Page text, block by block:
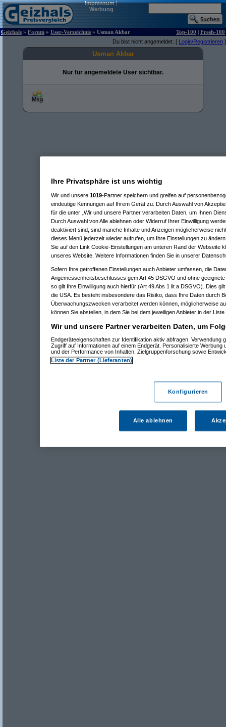
Impressum|
Werbung
Geizhals » Forum » User-Verzeichnis » Usman Akbar Top-100 | Fresh-100
Du bist nicht angemeldet. [ Login/Registrieren ]
Usman Akbar
Nur für angemeldete User sichtbar.
Ihre Privatsphäre ist uns wichtig
Wir und unsere 1019-Partner speichern und greifen auf
eindeutige Kennungen auf Ihrem Gerät zu. Durch Auswahl von
für die unter „Wir und unsere Partner verarbeiten Daten, um Ihnen
Durch Auswahl von Alle ablehnen oder Widerruf Ihrer Einwilligung
deaktiviert sind, sind manche Inhalte und Anzeigen möglicherweise
dieses Menü jederzeit wieder aufrufen, um Ihre Einstellungen zu
Sie auf den Link Cookie-Einstellungen am unteren Rand der Webseite
unseres Website. Weitere Informationen finden Sie in unserer
Sofern Ihre getroffenen Einstellungen auch Anbieter umfassen, die
Angemessenheitsbeschlusses gem Art 45 DSGVO und ohne
so gilt Ihre Einwilligung auch hierfür (Art 49 Abs 1 lit a DSGVO). Dies
die USA. Es besteht insbesondere das Risiko, dass Ihre Daten durch
Überwachungszwecken verarbeitet werden können, möglicherweise
können Sie abstellen, in dem Sie bei dem jeweiligen Anbieter in der
Wir und unsere Partner verarbeiten Daten, um
Endgeräteeigenschaften zur Identifikation aktiv abfragen. Verwendung
Zugriff auf Informationen auf einem Endgerät. Personalisierte Werbung
und der Performance von Inhalten, Zielgruppenforschung sowie
Liste der Partner (Lieferanten)
Konfigurieren
Alle ablehnen